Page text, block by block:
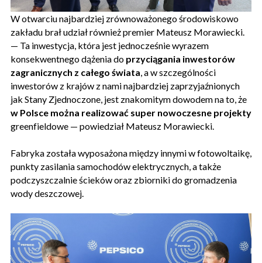
W otwarciu najbardziej zrównoważonego środowiskowo
zakładu brał udział również premier Mateusz Morawiecki.
— Ta inwestycja, która jest jednocześnie wyrazem
konsekwentnego dążenia do przyciągania inwestorów
zagranicznych z całego świata, a w szczególności
inwestorów z krajów z nami najbardziej zaprzyjaźnionych
jak Stany Zjednoczone, jest znakomitym dowodem na to, że
w Polsce można realizować super nowoczesne projekty
greenfieldowe — powiedział Mateusz Morawiecki.
Fabryka została wyposażona między innymi w fotowoltaikę,
punkty zasilania samochodów elektrycznych, a także
podczyszczalnie ścieków oraz zbiorniki do gromadzenia
wody deszczowej.